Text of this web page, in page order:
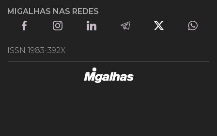
MIGALHAS NAS REDES
ISSN 1983-392X